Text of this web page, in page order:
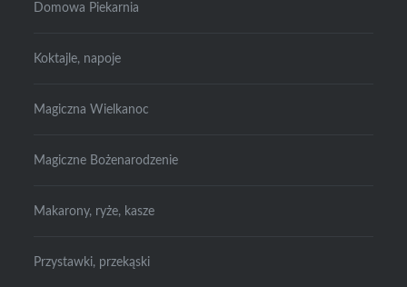
Domowa Piekarnia
Koktajle, napoje
Magiczna Wielkanoc
Magiczne Bożenarodzenie
Makarony, ryże, kasze
Przystawki, przekąski